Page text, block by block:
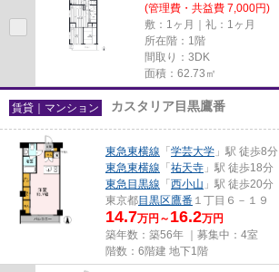
(管理費・共益費 7,000円)
敷：1ヶ月｜礼：1ヶ月
所在階：1階
間取り：3DK
面積：62.73㎡
賃貸｜マンション カスタリア目黒鷹番
東急東横線 「 学芸大学 」駅 徒歩8分
東急東横線 「 祐天寺 」駅 徒歩18分
東急目黒線 「 西小山 」駅 徒歩20分
東京都目黒区鷹番 １丁目６－１９
14.7万円～ 16.2万円
築年数：築56年 ｜募集中： 4室
階数：6階建 地下1階